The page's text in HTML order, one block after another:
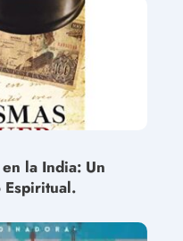
la India: Un
Espiritual.